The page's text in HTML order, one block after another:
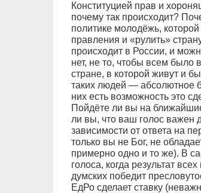
Конституцией прав и
почему так происходит?
политике молодёжь,
правления и «рулить»
происходит в России, и
нет, не то, чтобы всем было
стране, в которой живут и
таких людей — абсолютное
них есть возможность это
Пойдёте ли вы на
ли вы, что ваш голос важен
зависимости от ответа на
только вы не Бог, не
примерно одно и то же). В
голоса, когда результат
думских победит
ЕдРо сделает ставку